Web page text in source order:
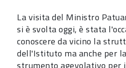
La visita del Ministro
si è svolta oggi, è stata
conoscere da vicino la
dell'Istituto ma anche per
strumento agevolativo per